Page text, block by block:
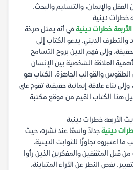
العقل والإيمان، والتسليم والبحث.
خطرات دينية
خطرات دينيةفي أنه يمثل صرخة
الديني. يدعو الكتاب إلى
وإلى فهم الدين بروح التسامح
العلاقة الشخصية بين الإنسان
الطقوس والقوالب الجاهزة. الكتاب هو
وإلى بناء علاقة إيمانية حقيقية تقوم على
هذا الكتاب القيم من موقع مكتبة
الأربعة خطرات دينية
دينيةجدلاً واسعًا عند نشره، حيث
اعتبروه تجاوزًا للثوابت الدينية.
قبل المثقفين والمفكرين الذين رأوا
بغض النظر عن الآراء المتباينة،